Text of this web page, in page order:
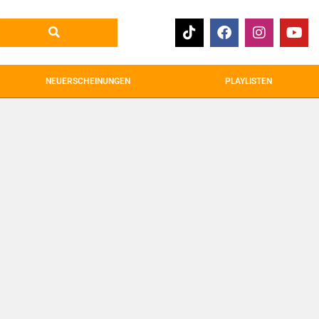
NEUERSCHEINUNGEN PLAYLISTEN